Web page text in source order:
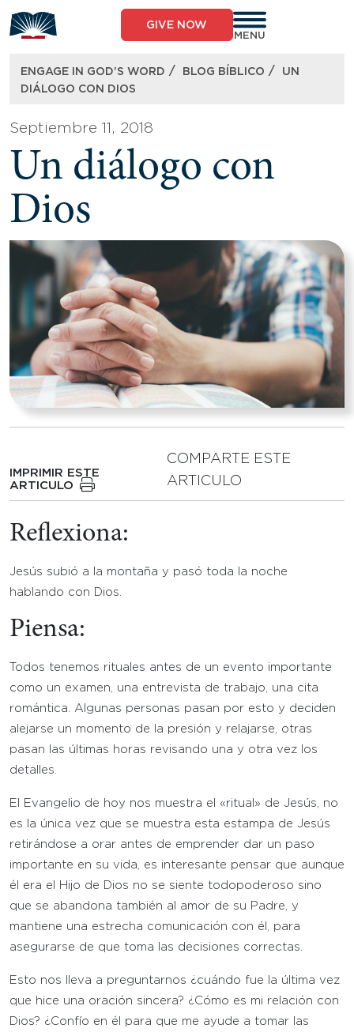
to
content
GIVE NOW
MENU
ENGAGE IN GOD’S WORD / BLOG BÍBLICO /
UN
DIÁLOGO CON DIOS
Septiembre 11, 2018
Un diálogo con
Dios
IMPRIMIR ESTE
ARTICULO
COMPARTE ESTE
ARTICULO
Reflexiona:
Jesús subió a la montaña y pasó toda la noche
hablando con Dios.
Piensa:
Todos tenemos rituales antes de un evento importante
como un examen, una entrevista de trabajo, una cita
romántica. Algunas personas pasan por esto y deciden
alejarse un momento de la presión y relajarse, otras
pasan las últimas horas revisando una y otra vez los
detalles.
El Evangelio de hoy nos muestra el «ritual» de Jesús, no
es la única vez que se muestra esta estampa de Jesús
retirándose a orar antes de emprender dar un paso
importante en su vida, es interesante pensar que aunque
él era el Hijo de Dios no se siente todopoderoso sino
que se abandona también al amor de su Padre, y
mantiene una estrecha comunicación con él, para
asegurarse de que toma las decisiones correctas.
Esto nos lleva a preguntarnos ¿cuándo fue la última vez
que hice una oración sincera? ¿Cómo es mi relación con
Dios? ¿Confío en él para que me ayude a tomar las